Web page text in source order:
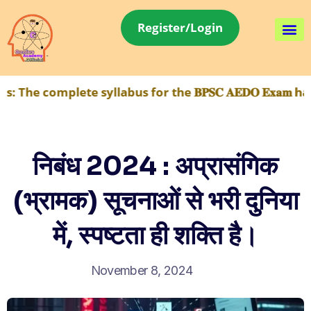
Register/Login
syllabus for the 𝐁𝐏𝐒𝐂 𝐀𝐄𝐃𝐎 𝐄𝐱𝐚𝐦 has
निबंध 2024 : अप्रासंगिक
(भ्रामक) सूचनाओं से भरी दुनिया
में, स्पष्टता ही शक्ति है।
November 8, 2024